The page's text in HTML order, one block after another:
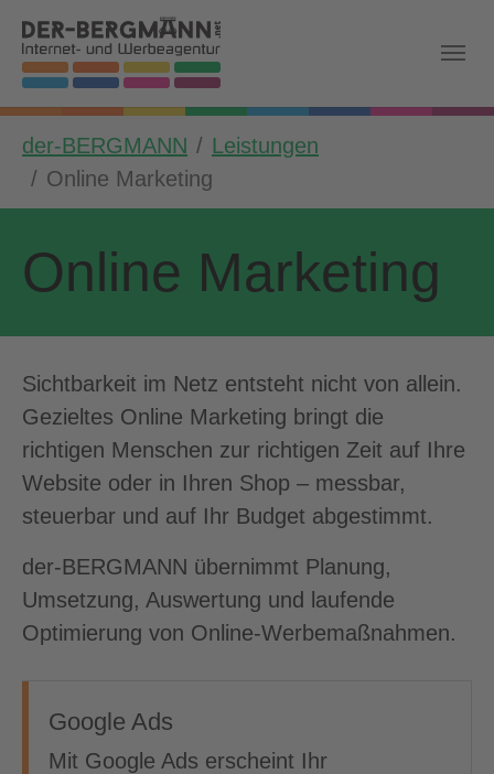
Skip to main navigation
Zum Hauptinhalt springen
Skip to page footer
Sie sind hier:
der-BERGMANN
Leistungen
Online Marketing
Online Marketing
Sichtbarkeit im Netz entsteht nicht von allein.
Gezieltes Online Marketing bringt die
richtigen Menschen zur richtigen Zeit auf Ihre
Website oder in Ihren Shop – messbar,
steuerbar und auf Ihr Budget abgestimmt.
der-BERGMANN übernimmt Planung,
Umsetzung, Auswertung und laufende
Optimierung von Online-Werbemaßnahmen.
Google Ads
Mit Google Ads erscheint Ihr